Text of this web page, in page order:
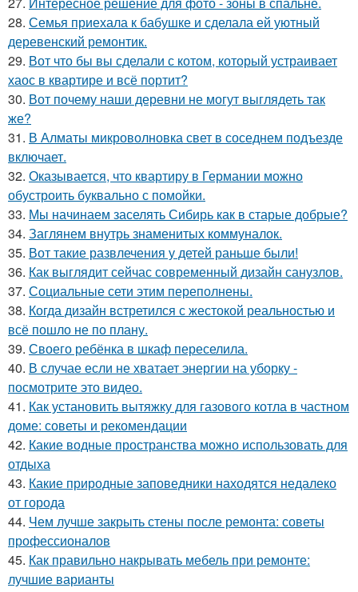
28. Семья приехала к бабушке и сделала ей уютный
деревенский ремонтик.
29. Вот что бы вы сделали с котом, который устраивает
хаос в квартире и всё портит?
30. Вот почему наши деревни не могут выглядеть так
же?
31. В Алматы микроволновка свет в соседнем подъезде
включает.
32. Оказывается, что квартиру в Германии можно
обустроить буквально с помойки.
33. Мы начинаем заселять Сибирь как в старые добрые?
34. Заглянем внутрь знаменитых коммуналок.
35. Вот такие развлечения у детей раньше были!
36. Как выглядит сейчас современный дизайн санузлов.
37. Социальные сети этим переполнены.
38. Когда дизайн встретился с жестокой реальностью и
всё пошло не по плану.
39. Своего ребёнка в шкаф переселила.
40. В случае если не хватает энергии на уборку -
посмотрите это видео.
41. Как установить вытяжку для газового котла в частном
доме: советы и рекомендации
42. Какие водные пространства можно использовать для
отдыха
43. Какие природные заповедники находятся недалеко
от города
44. Чем лучше закрыть стены после ремонта: советы
профессионалов
45. Как правильно накрывать мебель при ремонте:
лучшие варианты